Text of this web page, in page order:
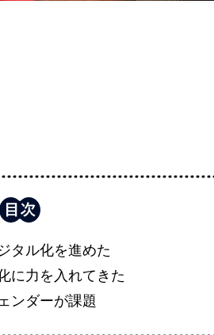
タル化を進めた
に力を入れてきた
ンダーが課題